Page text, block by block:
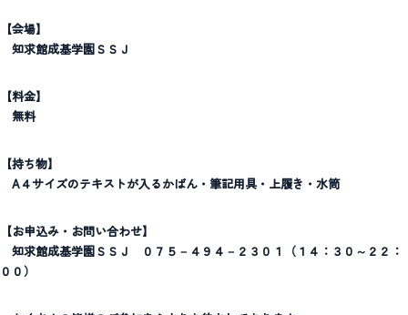
【会場】
知求館成基学園ＳＳＪ
【料金】
無料
【持ち物】
A４サイズのテキストが入るかばん・筆記用具・上履き・水筒
【お申込み・お問い合わせ】
知求館成基学園ＳＳＪ ０７５－４９４－２３０１（１４：３０～２２：
００）